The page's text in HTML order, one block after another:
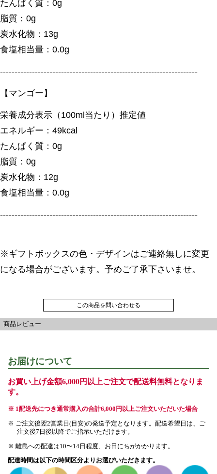
たんぱく質：0g
脂質：0g
炭水化物：13g
食塩相当量：0.0g
--------------------------------------------------------------------
【マンゴー】
栄養成分表示（100ml当たり）推定値
エネルギー：49kcal
たんぱく質：0g
脂質：0g
炭水化物：12g
食塩相当量：0.0g
--------------------------------------------------------------------
※ギフトボックスの色・デザインはご連絡無しに変更
になる場合がございます。予めご了承下さいませ。
この商品を問い合わせる
商品レビュー